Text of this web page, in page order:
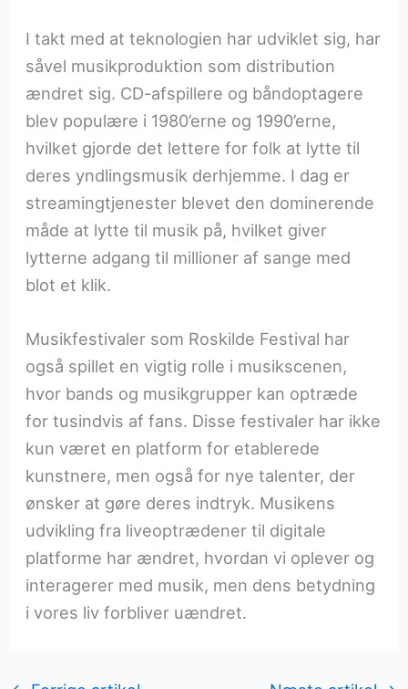
I takt med at teknologien har udviklet sig, har
såvel musikproduktion som distribution
ændret sig. CD-afspillere og båndoptagere
blev populære i 1980’erne og 1990’erne,
hvilket gjorde det lettere for folk at lytte til
deres yndlingsmusik derhjemme. I dag er
streamingtjenester blevet den dominerende
måde at lytte til musik på, hvilket giver
lytterne adgang til millioner af sange med
blot et klik.
Musikfestivaler som Roskilde Festival har
også spillet en vigtig rolle i musikscenen,
hvor bands og musikgrupper kan optræde
for tusindvis af fans. Disse festivaler har ikke
kun været en platform for etablerede
kunstnere, men også for nye talenter, der
ønsker at gøre deres indtryk. Musikens
udvikling fra liveoptrædener til digitale
platforme har ændret, hvordan vi oplever og
interagerer med musik, men dens betydning
i vores liv forbliver uændret.